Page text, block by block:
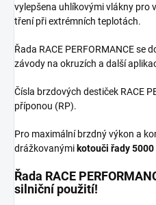
vylepšena uhlíkovými vlákny pro
tření při extrémních teplotách.
Řada RACE PERFORMANCE se
závody na okruzích a další
Čísla brzdových destiček RACE
příponou (RP).
Pro maximální brzdný výkon a
drážkovanými kotouči řady 5000
Řada RACE
silniční použití!